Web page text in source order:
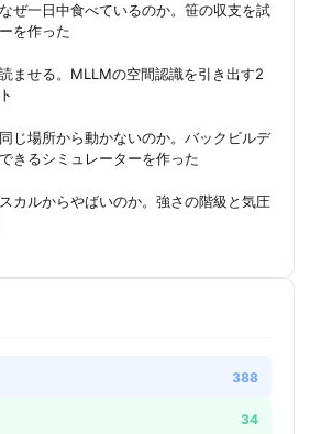
ぜ一日中食べているのか。笹の収支を試
を作った
ませる。MLLMの空間認識を引き出す2
じ場所から動かないのか。バックビルデ
きるシミュレーターを作った
カルからやばいのか。強さの階級と気圧
388
34